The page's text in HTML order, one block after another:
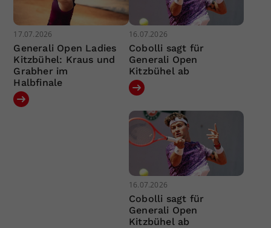
17.07.2026
Generali Open Ladies
Kitzbühel: Kraus und
Grabher im
Halbfinale
16.07.2026
Cobolli sagt für
Generali Open
Kitzbühel ab
16.07.2026
Cobolli sagt für
Generali Open
Kitzbühel ab